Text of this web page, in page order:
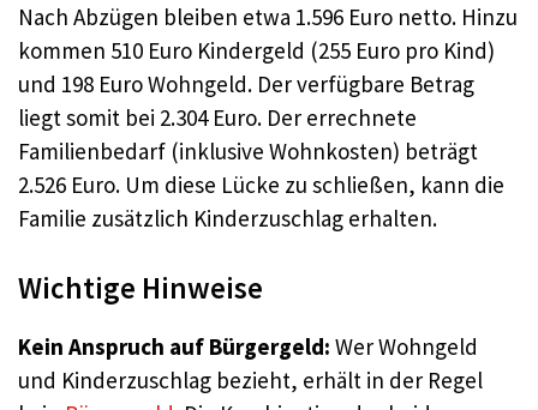
Nach Abzügen bleiben etwa 1.596 Euro netto. Hinzu
kommen 510 Euro Kindergeld (255 Euro pro Kind)
und 198 Euro Wohngeld. Der verfügbare Betrag
liegt somit bei 2.304 Euro. Der errechnete
Familienbedarf (inklusive Wohnkosten) beträgt
2.526 Euro. Um diese Lücke zu schließen, kann die
Familie zusätzlich Kinderzuschlag erhalten.
Wichtige Hinweise
Kein Anspruch auf Bürgergeld: Wer Wohngeld
und Kinderzuschlag bezieht, erhält in der Regel